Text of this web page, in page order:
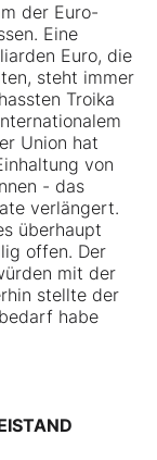
der Euro-
Eine
Euro, die
steht immer
Troika
Union hat
von
- das
verlängert.
überhaupt
offen. Der
mit der
stellte der
habe